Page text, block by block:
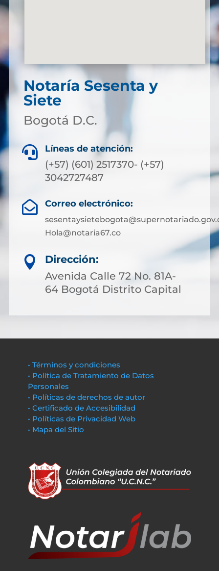
Notaría Sesenta y
Siete
Bogotá D.C.
 Líneas de atención:
(+57) (601) 2517370- (+57)
3042727487
 Correo electrónico:
Hola@notaria67.co

Dirección:
Avenida Calle 72 No. 81A-
64 Bogotá Distrito Capital
• Términos y condiciones
• Política de Tratamiento de Datos
Personales
• Políticas de derechos de autor
• Certificado de Accesibilidad
• Políticas de Privacidad Web
• Mapa del Sitio